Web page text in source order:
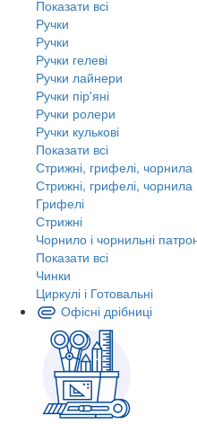
Показати всі
Ручки
Ручки
Ручки гелеві
Ручки лайнери
Ручки пір'яні
Ручки ролери
Ручки кулькові
Показати всі
Стрижні, грифелі, чорнила
Стрижні, грифелі, чорнила
Грифелі
Стрижні
Чорнило і чорнильні
Показати всі
Чинки
Циркулі і Готовальні
Офісні дрібниці